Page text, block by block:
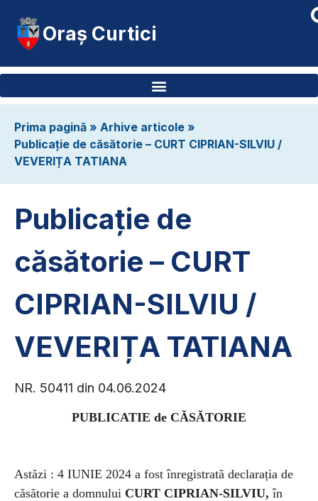
Oraș Curtici
Prima pagină » Arhive articole »
Publicație de căsătorie – CURT CIPRIAN-SILVIU /
VEVERIȚA TATIANA
Publicație de
căsătorie – CURT
CIPRIAN-SILVIU /
VEVERIȚA TATIANA
NR. 50411 din 04.06.2024
PUBLICATIE de CĂSĂTORIE
Astăzi : 4 IUNIE 2024 a fost înregistrată declarația de
căsătorie a domnului CURT CIPRIAN-SILVIU,în